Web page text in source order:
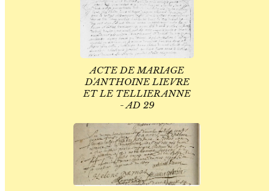
ACTE DE MARIAGE
D'ANTHOINE LIEVRE
ET LE TELLIER ANNE
- AD 29